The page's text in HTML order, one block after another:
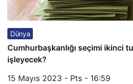
Dünya
Cumhurbaşkanlığı seçimi ikinci
işleyecek?
15 Mayıs 2023 - Pts - 16:59